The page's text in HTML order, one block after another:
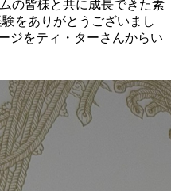
の皆様と共に成長できた素
をありがとうございまし
ジをティ・ターさんからい